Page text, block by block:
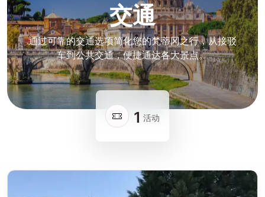
交通
通过可靠的交通选项简化您的梵蒂冈之行，从接驳
车到公共交通，便捷通达各大景点。
1 活动